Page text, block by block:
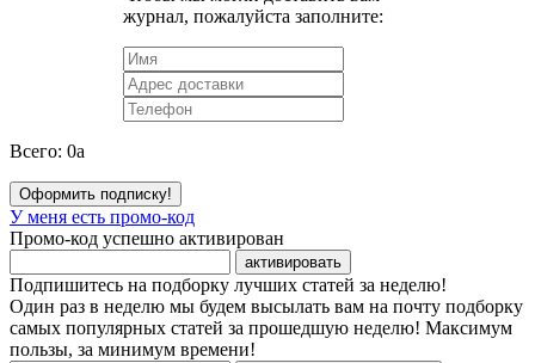
журнал, пожалуйста заполните:
Всего: 0a
Оформить подписку!
У меня есть промо-код
Промо-код успешно активирован
активировать
Подпишитесь на подборку лучших статей за неделю!
Один раз в неделю мы будем высылать вам на почту подборку
самых популярных статей за прошедшую неделю! Максимум
пользы, за минимум времени!